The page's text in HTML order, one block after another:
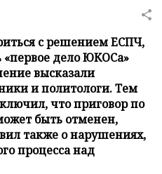
с решением ЕСПЧ,
«первое дело ЮКОСа»
высказали
и политологи. Тем
что приговор по
быть отменен,
также о нарушениях,
процесса над